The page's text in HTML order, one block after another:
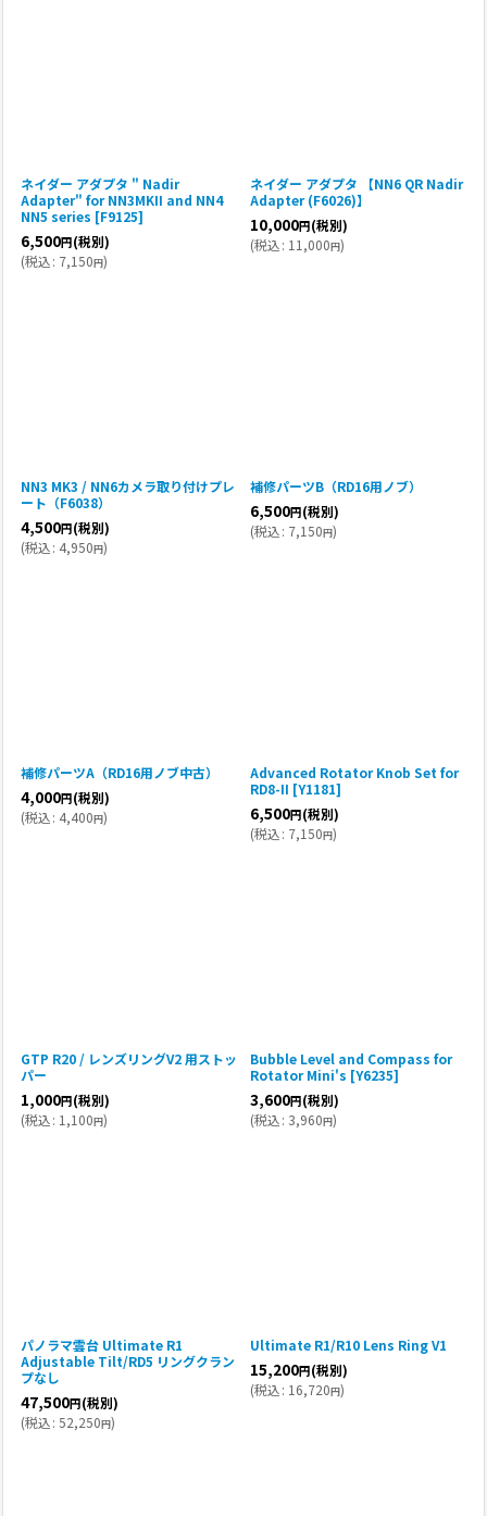
ネイダー アダプタ " Nadir
Adapter" for NN3MKII and NN4
NN5 series [F9125]
6,500円(税別)
(税込: 7,150円)
ネイダー アダプタ 【NN6 QR Nadir
Adapter (F6026)】
10,000円(税別)
(税込: 11,000円)
NN3 MK3 / NN6カメラ取り付けプレ
ート（F6038）
4,500円(税別)
(税込: 4,950円)
補修パーツB（RD16用ノブ）
6,500円(税別)
(税込: 7,150円)
補修パーツA（RD16用ノブ中古）
4,000円(税別)
(税込: 4,400円)
Advanced Rotator Knob Set for
RD8-II [Y1181]
6,500円(税別)
(税込: 7,150円)
GTP R20 / レンズリングV2 用ストッ
パー
1,000円(税別)
(税込: 1,100円)
Bubble Level and Compass for
Rotator Mini's [Y6235]
3,600円(税別)
(税込: 3,960円)
パノラマ雲台 Ultimate R1
Adjustable Tilt/RD5 リングクラン
プなし
47,500円(税別)
(税込: 52,250円)
Ultimate R1/R10 Lens Ring V1
15,200円(税別)
(税込: 16,720円)